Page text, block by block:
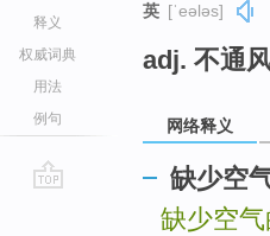
释义
权威词典
用法
例句
英 [ˈeələs]
adj. 不通
网络释义
缺少空
缺少空气